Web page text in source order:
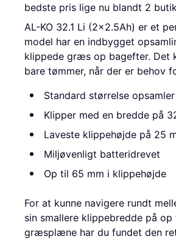
bedste pris lige nu blandt 2
AL-KO 32.1 Li (2x2.5Ah) er et
model har en indbygget
klippede græs op bagefter. Det
bare tømmer, når der er behov
Standard størrelse
Klipper med en bredde på
Laveste klippehøjde på 25
Miljøvenligt batteridrevet
Op til 65 mm i klippehøjde
For at kunne navigere rundt
sin smallere klippebredde på
græsplæne har du fundet den